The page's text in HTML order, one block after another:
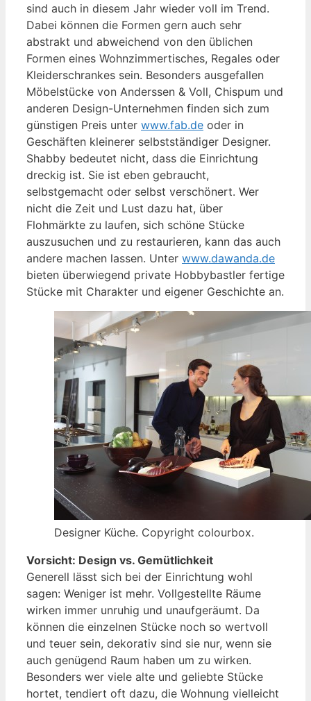
sind auch in diesem Jahr wieder voll im Trend.
Dabei können die Formen gern auch sehr
abstrakt und abweichend von den üblichen
Formen eines Wohnzimmertisches, Regales oder
Kleiderschrankes sein. Besonders ausgefallen
Möbelstücke von Anderssen & Voll, Chispum und
anderen Design-Unternehmen finden sich zum
günstigen Preis unter www.fab.de oder in
Geschäften kleinerer selbstständiger Designer.
Shabby bedeutet nicht, dass die Einrichtung
dreckig ist. Sie ist eben gebraucht,
selbstgemacht oder selbst verschönert. Wer
nicht die Zeit und Lust dazu hat, über
Flohmärkte zu laufen, sich schöne Stücke
auszusuchen und zu restaurieren, kann das auch
andere machen lassen. Unter www.dawanda.de
bieten überwiegend private Hobbybastler fertige
Stücke mit Charakter und eigener Geschichte an.
Designer Küche. Copyright colourbox.
Vorsicht: Design vs. Gemütlichkeit
Generell lässt sich bei der Einrichtung wohl
sagen: Weniger ist mehr. Vollgestellte Räume
wirken immer unruhig und unaufgeräumt. Da
können die einzelnen Stücke noch so wertvoll
und teuer sein, dekorativ sind sie nur, wenn sie
auch genügend Raum haben um zu wirken.
Besonders wer viele alte und geliebte Stücke
hortet, tendiert oft dazu, die Wohnung vielleicht